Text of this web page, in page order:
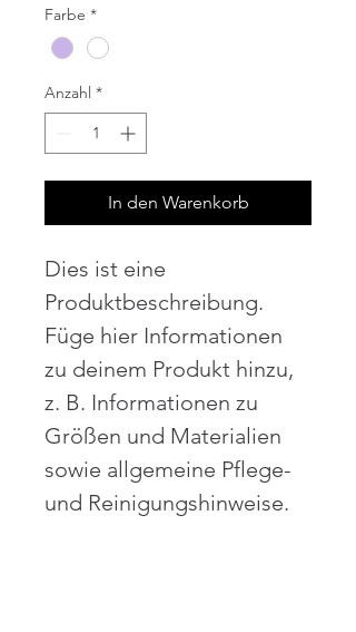
Farbe *
Anzahl *
In den Warenkorb
Dies ist eine
Produktbeschreibung.
Füge hier Informationen
zu deinem Produkt hinzu,
z. B. Informationen zu
Größen und Materialien
sowie allgemeine Pflege-
und Reinigungshinweise.